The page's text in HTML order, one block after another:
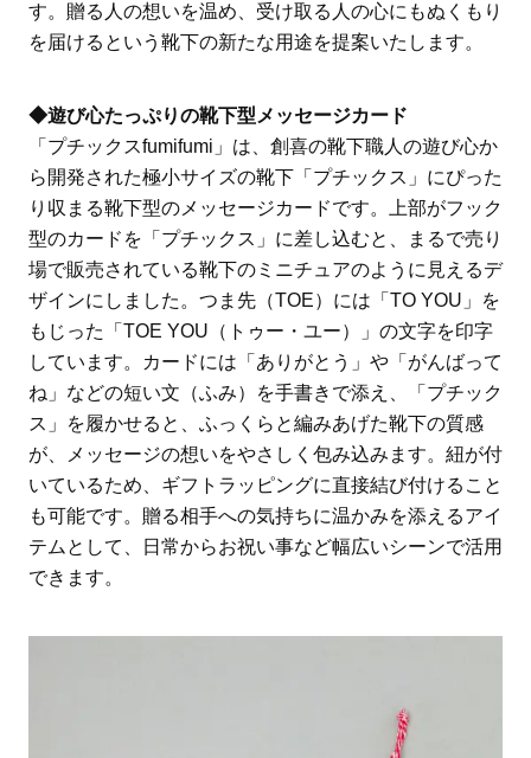
す。贈る人の想いを温め、受け取る人の心にもぬくもり
を届けるという靴下の新たな用途を提案いたします。
◆遊び心たっぷりの靴下型メッセージカード
「プチックスfumifumi」は、創喜の靴下職人の遊び心か
ら開発された極小サイズの靴下「プチックス」にぴった
り収まる靴下型のメッセージカードです。上部がフック
型のカードを「プチックス」に差し込むと、まるで売り
場で販売されている靴下のミニチュアのように見えるデ
ザインにしました。つま先（TOE）には「TO YOU」を
もじった「TOE YOU（トゥー・ユー）」の文字を印字
しています。カードには「ありがとう」や「がんばって
ね」などの短い文（ふみ）を手書きで添え、「プチック
ス」を履かせると、ふっくらと編みあげた靴下の質感
が、メッセージの想いをやさしく包み込みます。紐が付
いているため、ギフトラッピングに直接結び付けること
も可能です。贈る相手への気持ちに温かみを添えるアイ
テムとして、日常からお祝い事など幅広いシーンで活用
できます。